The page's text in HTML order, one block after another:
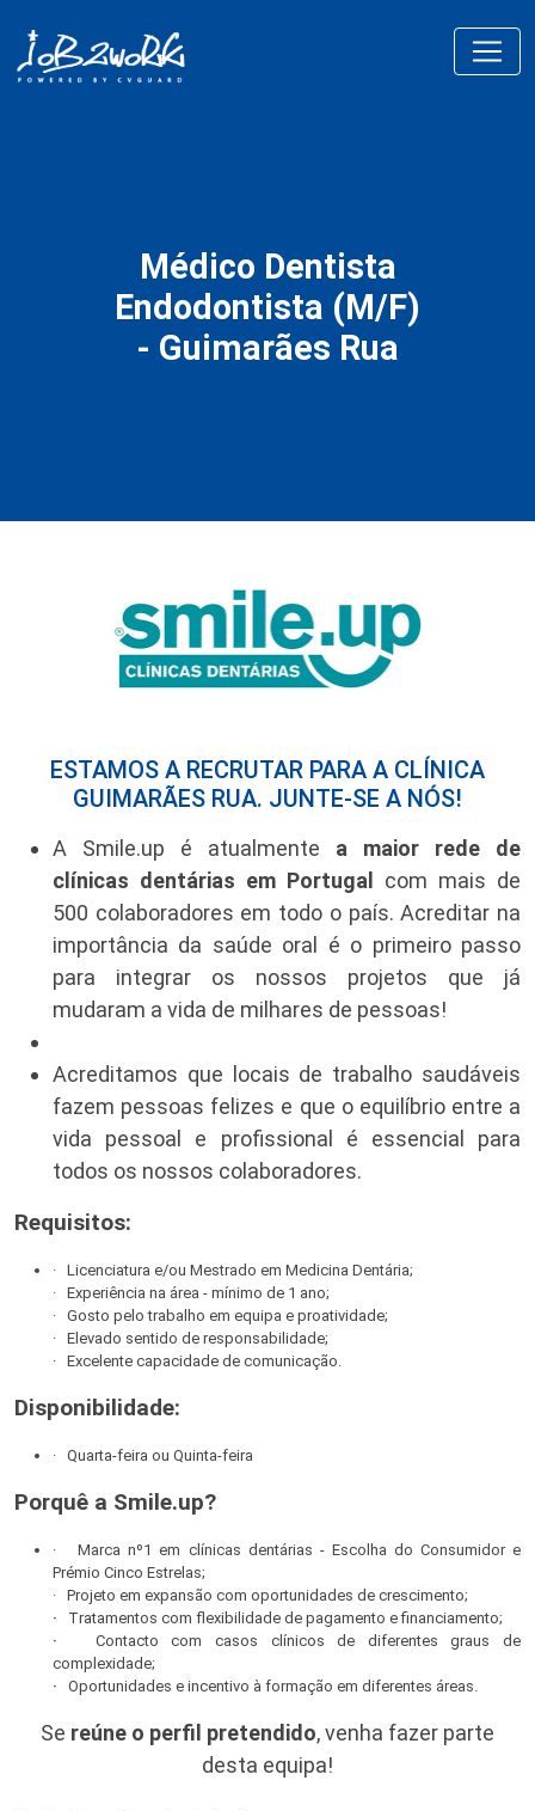
Médico Dentista
Endodontista (M/F)
- Guimarães Rua
ESTAMOS A RECRUTAR PARA A CLÍNICA
GUIMARÃES RUA. JUNTE-SE A NÓS!
A Smile.up é atualmente a maior rede de
clínicas dentárias em Portugal com mais de
500 colaboradores em todo o país. Acreditar na
importância da saúde oral é o primeiro passo
para integrar os nossos projetos que já
mudaram a vida de milhares de pessoas!
Acreditamos que locais de trabalho saudáveis
fazem pessoas felizes e que o equilíbrio entre a
vida pessoal e profissional é essencial para
todos os nossos colaboradores.
Requisitos:
· Licenciatura e/ou Mestrado em Medicina Dentária;
· Experiência na área - mínimo de 1 ano;
· Gosto pelo trabalho em equipa e proatividade;
· Elevado sentido de responsabilidade;
· Excelente capacidade de comunicação.
Disponibilidade:
· Quarta-feira ou Quinta-feira
Porquê a Smile.up?
· Marca nº1 em clínicas dentárias - Escolha do Consumidor e
Prémio Cinco Estrelas;
· Projeto em expansão com oportunidades de crescimento;
·
Tratamentos com flexibilidade de pagamento e financiamento;
·
Contacto com casos clínicos de diferentes graus de
complexidade;
·
Oportunidades e incentivo à formação em diferentes áreas.
Se reúne o perfil pretendido, venha fazer parte
desta equipa!